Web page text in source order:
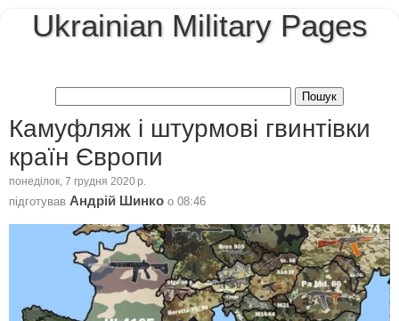
Ukrainian Military Pages
Камуфляж і штурмові гвинтівки
країн Європи
понеділок, 7 грудня 2020 р.
підготував Андрій Шинко о 08:46